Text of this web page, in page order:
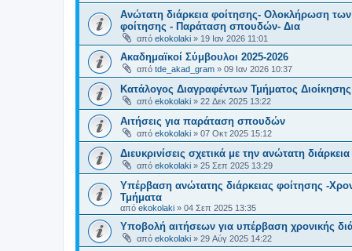
Ανώτατη διάρκεια φοίτησης- Ολοκλήρωση
φοίτησης - Παράταση σπουδών- Δια
από ekokolaki » 19 Ιαν 2026 11:01
Ακαδημαϊκοί Σύμβουλοι 2025-2026
από tde_akad_gram » 09 Ιαν 2026 10:37
Κατάλογος Διαγραφέντων Τμήματος
από ekokolaki » 22 Δεκ 2025 13:22
Αιτήσεις για παράταση σπουδών
από ekokolaki » 07 Οκτ 2025 15:12
Διευκρινίσεις σχετικά με την ανώτατη
από ekokolaki » 25 Σεπ 2025 13:29
Υπέρβαση ανώτατης διάρκειας φοίτησης -
Τμήματα
από ekokolaki » 04 Σεπ 2025 13:35
Υποβολή αιτήσεων για υπέρβαση χρονικής
από ekokolaki » 29 Αύγ 2025 14:22